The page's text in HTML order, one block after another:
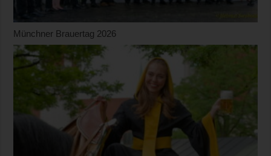
Münchner Brauertag 2026